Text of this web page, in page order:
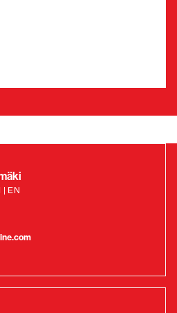
| EN